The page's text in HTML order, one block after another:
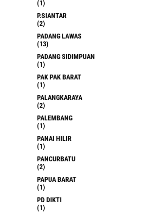
(1)
P.SIANTAR
(2)
PADANG LAWAS
(13)
PADANG SIDIMPUAN
(1)
PAK PAK BARAT
(1)
PALANGKARAYA
(2)
PALEMBANG
(1)
PANAI HILIR
(1)
PANCURBATU
(2)
PAPUA BARAT
(1)
PD DIKTI
(1)